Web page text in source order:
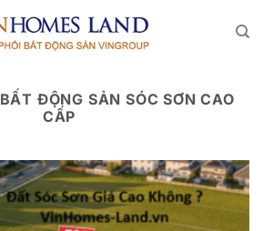
BẤT ĐỘNG SẢN SÓC SƠN CAO
CẤP